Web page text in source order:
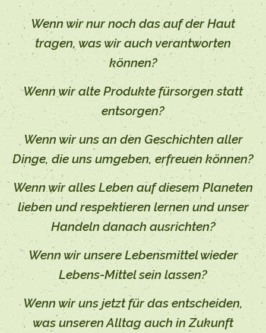
Wenn wir nur noch das auf der Haut
tragen, was wir auch verantworten
können?
Wenn wir alte Produkte fürsorgen statt
entsorgen?
Wenn wir uns an den Geschichten aller
Dinge, die uns umgeben, erfreuen können?
Wenn wir alles Leben auf diesem Planeten
lieben und respektieren lernen und unser
Handeln danach ausrichten?
Wenn wir unsere Lebensmittel wieder
Lebens-Mittel sein lassen?
Wenn wir uns jetzt für das entscheiden,
was unseren Alltag auch in Zukunft